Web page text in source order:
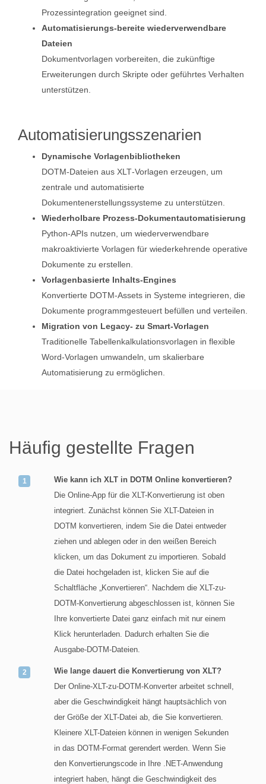
Prozessintegration geeignet sind.
Automatisierungs‑bereite wiederverwendbare
Dateien
Dokumentvorlagen vorbereiten, die zukünftige
Erweiterungen durch Skripte oder geführtes Verhalten
unterstützen.
Automatisierungsszenarien
Dynamische Vorlagenbibliotheken
DOTM‑Dateien aus XLT‑Vorlagen erzeugen, um
zentrale und automatisierte
Dokumentenerstellungssysteme zu unterstützen.
Wiederholbare Prozess‑Dokumentautomatisierung
Python‑APIs nutzen, um wiederverwendbare
makroaktivierte Vorlagen für wiederkehrende operative
Dokumente zu erstellen.
Vorlagenbasierte Inhalts‑Engines
Konvertierte DOTM‑Assets in Systeme integrieren, die
Dokumente programmgesteuert befüllen und verteilen.
Migration von Legacy‑ zu Smart‑Vorlagen
Traditionelle Tabellenkalkulationsvorlagen in flexible
Word‑Vorlagen umwandeln, um skalierbare
Automatisierung zu ermöglichen.
Häufig gestellte Fragen
Wie kann ich XLT in DOTM Online konvertieren?
Die Online-App für die XLT-Konvertierung ist oben
integriert. Zunächst können Sie XLT-Dateien in
DOTM konvertieren, indem Sie die Datei entweder
ziehen und ablegen oder in den weißen Bereich
klicken, um das Dokument zu importieren. Sobald
die Datei hochgeladen ist, klicken Sie auf die
Schaltfläche „Konvertieren“. Nachdem die XLT-zu-
DOTM-Konvertierung abgeschlossen ist, können Sie
Ihre konvertierte Datei ganz einfach mit nur einem
Klick herunterladen. Dadurch erhalten Sie die
Ausgabe-DOTM-Dateien.
Wie lange dauert die Konvertierung von XLT?
Der Online-XLT-zu-DOTM-Konverter arbeitet schnell,
aber die Geschwindigkeit hängt hauptsächlich von
der Größe der XLT-Datei ab, die Sie konvertieren.
Kleinere XLT-Dateien können in wenigen Sekunden
in das DOTM-Format gerendert werden. Wenn Sie
den Konvertierungscode in Ihre .NET-Anwendung
integriert haben, hängt die Geschwindigkeit des